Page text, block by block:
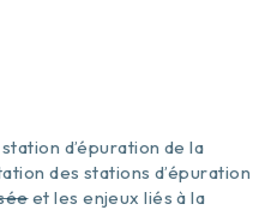
d’épuration de la
des stations d’épuration
et les enjeux liés à la